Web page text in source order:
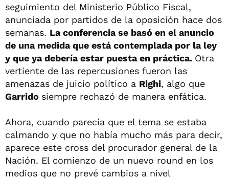
seguimiento del Ministerio Público Fiscal,
anunciada por partidos de la oposición hace dos
semanas. La conferencia se basó en el anuncio
de una medida que está contemplada por la ley
y que ya debería estar puesta en práctica. Otra
vertiente de las repercusiones fueron las
amenazas de juicio político a Righi, algo que
Garrido siempre rechazó de manera enfática.
Ahora, cuando parecía que el tema se estaba
calmando y que no había mucho más para decir,
aparece este cross del procurador general de la
Nación. El comienzo de un nuevo round en los
medios que no prevé cambios a nivel